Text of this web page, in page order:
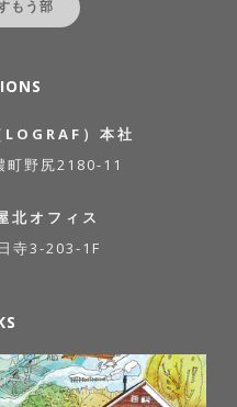
もう部
LOGRAF）本社
町野尻2180-11
北オフィス
寺3-203-1F